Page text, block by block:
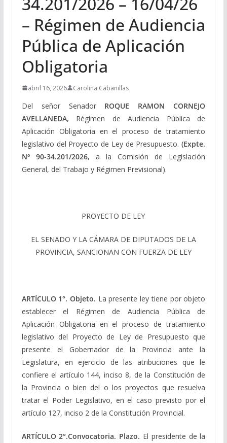
– Régimen de Audiencia
Pública de Aplicación
Obligatoria
abril 16, 2026 Carolina Cabanillas
Del señor Senador ROQUE RAMON CORNEJO
AVELLANEDA, Régimen de Audiencia Pública de
Aplicación Obligatoria en el proceso de tratamiento
legislativo del Proyecto de Ley de Presupuesto.(Expte.
Nº 90-34.201/2026, a la Comisión de Legislación
General, del Trabajo y Régimen Previsional).
PROYECTO DE LEY
EL SENADO Y LA CÁMARA DE DIPUTADOS DE LA
PROVINCIA, SANCIONAN CON FUERZA DE LEY
ARTÍCULO 1°. Objeto. La presente ley tiene por objeto
establecer el Régimen de Audiencia Pública de
Aplicación Obligatoria en el proceso de tratamiento
legislativo del Proyecto de Ley de Presupuesto que
presente el Gobernador de la Provincia ante la
Legislatura, en ejercicio de las atribuciones que le
confiere el artículo 144, inciso 8, de la Constitución de
la Provincia o bien del o los proyectos que resuelva
tratar el Poder Legislativo, en el caso previsto por el
artículo 127, inciso 2 de la Constitución Provincial.
ARTÍCULO 2°.Convocatoria. Plazo. El presidente de la